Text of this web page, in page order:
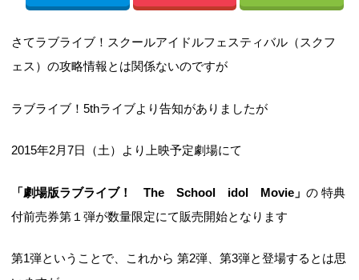
さてラブライブ！スクールアイドルフェスティバル（スクフ
ェス）の攻略情報とは関係ないのですが
ラブライブ！5thライブより告知がありましたが
2015年2月7日（土）より上映予定劇場にて
「劇場版ラブライブ！ The School idol Movie」の 特典
付前売券第１弾が数量限定にて販売開始となります
第1弾ということで、これから 第2弾、第3弾と登場するとは思